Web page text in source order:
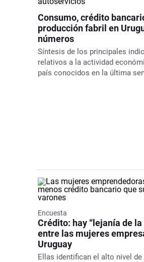
Consumo, crédito
producción fabril en
números
Síntesis de los principales
relativos a la actividad
país conocidos en la última
Encuesta
Crédito: hay “lejanía de la
entre las mujeres
Uruguay
Ellas identifican el alto nivel